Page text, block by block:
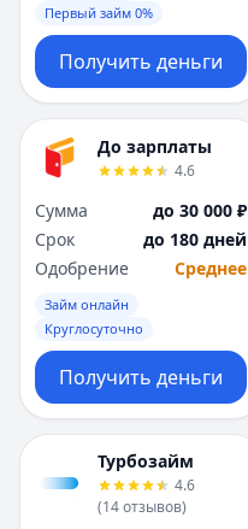
Первый займ 0%
Получить деньги
До зарплаты
4.6
Сумма
до 30 000 ₽
Срок
до 180 дней
Одобрение
Среднее
Займ онлайн
Круглосуточно
Получить деньги
Турбозайм
4.6
(14отзывов)